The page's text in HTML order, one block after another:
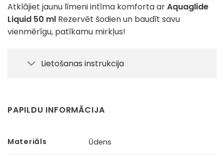
Atklājiet jaunu līmeni intīma komforta arAquaglide
Liquid 50 ml Rezervēt šodien un baudīt savu
vienmērīgu, patīkamu mirkļus!
Lietošanas instrukcija
PAPILDU INFORMĀCIJA
Materiāls Ūdens